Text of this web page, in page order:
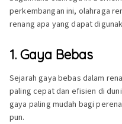
perkembangan ini, olahraga
renang apa yang dapat
1. Gaya Bebas
Sejarah gaya bebas dalam
paling cepat dan efisien di
gaya paling mudah bagi
pun.